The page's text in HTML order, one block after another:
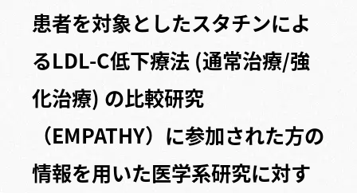
患者を対象としたスタチンによ
るLDL-C低下療法 (通常治療/強
化治療) の比較研究
（EMPATHY）に参加された方の
情報を用いた医学系研究に対す